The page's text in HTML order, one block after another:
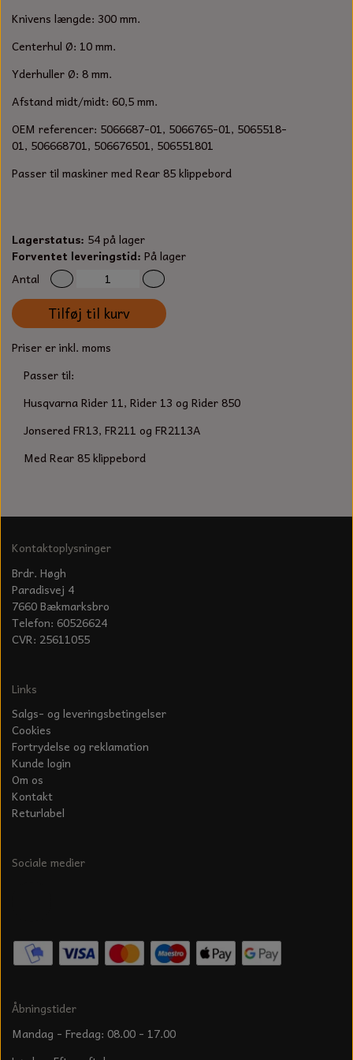
DYBEL
OLIE TIL SMÅMOTORER & HAVEMASKINER
SPÆNDEBÅND
STARTSNOR OG TILBEHØR
UNIVERSAL KABLER OG TILBEHØR
UNIVERSAL REMSKIVER OG STYRERULLER
KÆDER TIL MOTORSAV
SMERGELLÆRRED
GAVEKORT
STIKSAV KLINGER
ARBEJDSLYS
MEJSLER
Knivens længde: 300 mm.
Centerhul Ø: 10 mm.
Yderhuller Ø: 8 mm.
Afstand midt/midt: 60,5 mm.
OEM referencer: 5066687-01, 5066765-01, 5065518-
01, 506668701, 506676501, 506551801
Passer til maskiner med Rear 85 klippebord
Lagerstatus: 54 på lager
Forventet leveringstid: På lager
Antal
Tilføj til kurv
Priser er inkl. moms
Passer til:
Husqvarna Rider 11, Rider 13 og Rider 850
Jonsered FR13, FR211 og FR2113A
Med Rear 85 klippebord
Kontaktoplysninger
Brdr. Høgh
Paradisvej 4
7660 Bækmarksbro
Telefon: 60526624
CVR: 25611055
Links
Salgs- og leveringsbetingelser
Cookies
Fortrydelse og reklamation
Kunde login
Om os
Kontakt
Returlabel
Sociale medier
Åbningstider
Mandag - Fredag: 08.00 - 17.00